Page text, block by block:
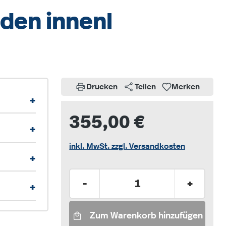
innenl
+
+
+
+
Drucken Teilen Merken
355,00 €
inkl. MwSt. zzgl. Versandkosten
Produkt Anzahl: Gib den
- +
Zum Warenkorb hinzufügen